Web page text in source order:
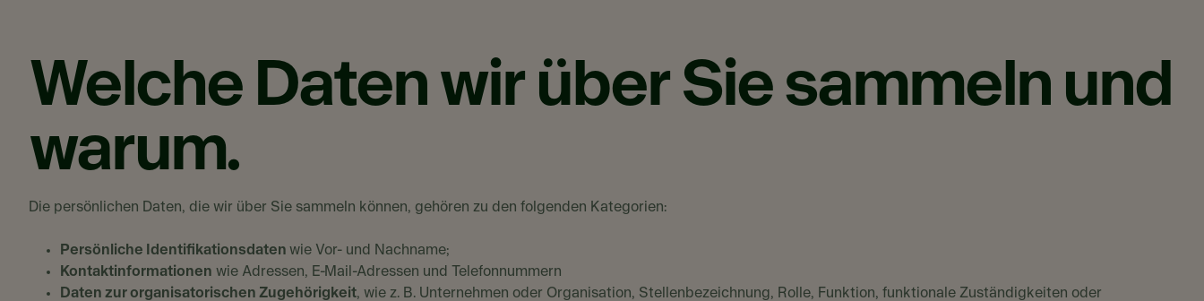
Welche Daten wir über Sie sammeln und
warum.
Die persönlichen Daten, die wir über Sie sammeln können, gehören zu den folgenden Kategorien:
Persönliche Identifikationsdaten wie Vor- und Nachname;
Kontaktinformationen wie Adressen, E-Mail-Adressen und Telefonnummern
Daten zur organisatorischen Zugehörigkeit, wie z. B. Unternehmen oder Organisation, Stellenbezeichnung, Rolle, Funktion, funktionale Zuständigkeiten oder